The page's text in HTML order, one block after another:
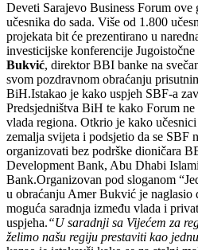
Deveti Sarajevo Business Forum
učesnika do sada. Više od 1.800
projekata bit će prezentirano u
investicijske konferencije
Bukvić, direktor BBI banke na
svom pozdravnom obraćanju
BiH.Istakao je kako uspjeh SBF-a
Predsjedništva BiH te kako Forum
vlada regiona. Otkrio je kako
zemalja svijeta i podsjetio da se SBF
organizovati bez podrške dioničara
Development Bank, Abu Dhabi
Bank.Organizovan pod sloganom
u obraćanju Amer Bukvić je naglasio
moguća saradnja između vlada i
uspjeha.“U saradnji sa Vijećem za
želimo našu regiju prestaviti kao